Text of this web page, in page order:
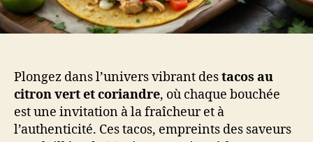
Plongez dans l’univers vibrant destacos au
citron vert et coriandre, où chaque bouchée
est une invitation à la fraîcheur et à
l’authenticité. Ces tacos, empreints des saveurs